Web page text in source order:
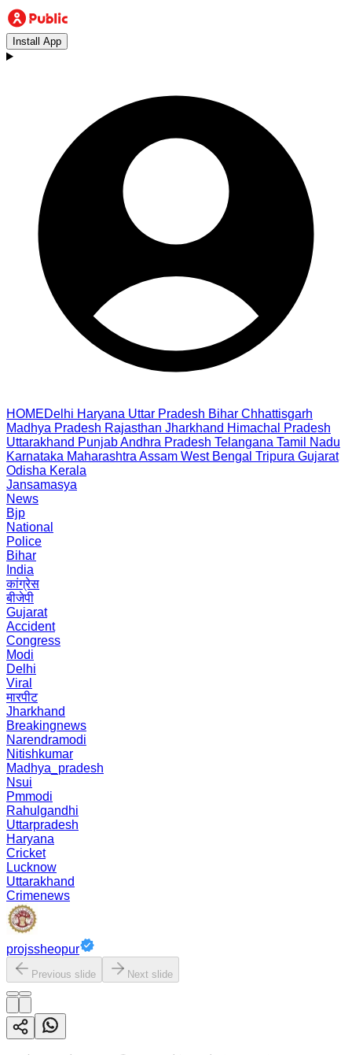
Install App
HOMEDelhi Haryana Uttar Pradesh Bihar Chhattisgarh
Madhya Pradesh Rajasthan Jharkhand Himachal Pradesh
Uttarakhand PunjabAndhra Pradesh Telangana Tamil Nadu
Karnataka Maharashtra Assam West Bengal Tripura Gujarat
Odisha Kerala
Jansamasya
News
Bjp
National
Police
Bihar
India
कांग्रेस
बीजेपी
Gujarat
Accident
Congress
Modi
Delhi
Viral
मारपीट
Jharkhand
Breakingnews
Narendramodi
Nitishkumar
Madhya_pradesh
Nsui
Pmmodi
Rahulgandhi
Uttarpradesh
Haryana
Cricket
Lucknow
Uttarakhand
Crimenews
projssheopur
Previous slide Next slide